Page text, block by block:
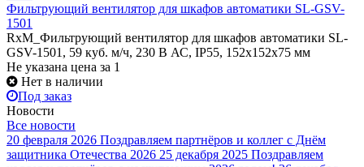
Фильтрующий вентилятор для шкафов автоматики SL-GSV-
1501
RxM_Фильтрующий вентилятор для шкафов автоматики SL-
GSV-1501, 59 куб. м/ч, 230 В АС, IP55, 152x152x75 мм
Не указана цена за 1
Нет в наличии
Под заказ
Новости
Все новости
20 февраля 2026 Поздравляем партнёров и коллег с Днём
защитника Отечества 2026 25 декабря 2025 Поздравляем